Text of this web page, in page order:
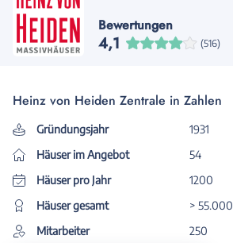
Bewertungen
4,1 (516)
Heinz von Heiden Zentrale in Zahlen
Gründungsjahr
1931
Häuser im Angebot
54
Häuser pro Jahr
1200
Häuser gesamt
> 55.000
Mitarbeiter
250